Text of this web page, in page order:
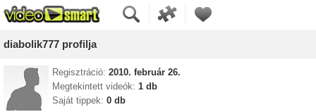
diabolik777 profilja
Regisztráció: 2010. február 26.
Megtekintett videók: 1 db
Saját tippek: 0 db